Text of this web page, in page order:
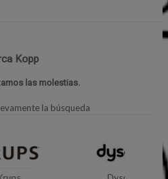
Kopp
las molestias.
la búsqueda